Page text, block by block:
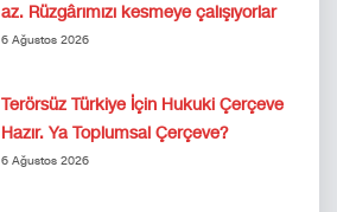
az. Rüzgârımızı kesmeye çalışıyorlar
6 Ağustos 2026
Terörsüz Türkiye İçin Hukuki Çerçeve
Hazır. Ya Toplumsal Çerçeve?
6 Ağustos 2026